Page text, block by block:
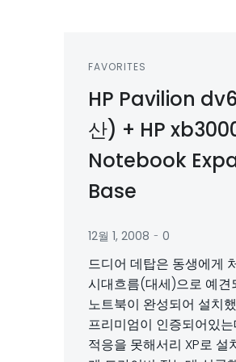
FAVORITES
HP Pavilion
산) + HP
Notebook
Base
12월 1, 2008 - 0
드디어 데탑은 동생에게
시대흐름(대세)으로 예견
노트북이 완성되어 설치
프리미엄이 인증되어있
적응을 못해서리 XP로 설